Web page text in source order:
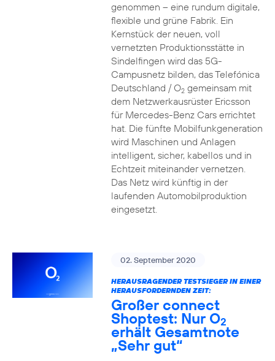
genommen – eine rundum digitale,
flexible und grüne Fabrik. Ein
Kernstück der neuen, voll
vernetzten Produktionsstätte in
Sindelfingen wird das 5G-
Campusnetz bilden, das Telefónica
Deutschland / O2gemeinsam mit
dem Netzwerkausrüster Ericsson
für Mercedes-Benz Cars errichtet
hat. Die fünfte Mobilfunkgeneration
wird Maschinen und Anlagen
intelligent, sicher, kabellos und in
Echtzeit miteinander vernetzen.
Das Netz wird künftig in der
laufenden Automobilproduktion
eingesetzt.
02. September 2020
HERAUSRAGENDER TESTSIEGER IN EINER
HERAUSFORDERNDEN ZEIT:
Großer connect
Shoptest: Nur O2
erhält Gesamtnote
„Sehr gut“